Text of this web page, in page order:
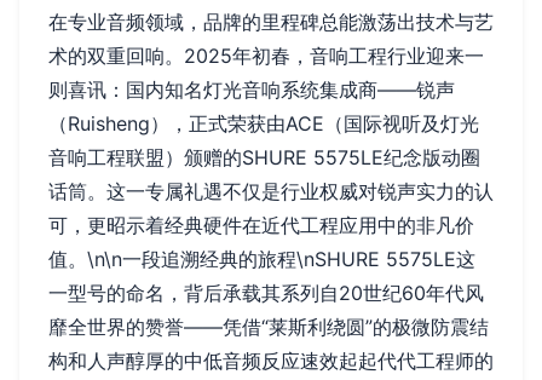
在专业音频领域，品牌的里程碑总能激荡出技术与艺
术的双重回响。2025年初春，音响工程行业迎来一
则喜讯：国内知名灯光音响系统集成商——锐声
（Ruisheng），正式荣获由ACE（国际视听及灯光
音响工程联盟）颁赠的SHURE 5575LE纪念版动圈
话筒。这一专属礼遇不仅是行业权威对锐声实力的认
可，更昭示着经典硬件在近代工程应用中的非凡价
值。\n\n一段追溯经典的旅程\nSHURE 5575LE这
一型号的命名，背后承载其系列自20世纪60年代风
靡全世界的赞誉——凭借“莱斯利绕圆”的极微防震结
构和人声醇厚的中低音频反应速效起起代代工程师的